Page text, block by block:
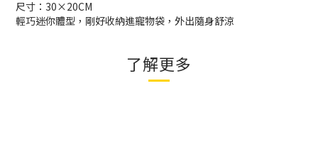
尺寸：30×20CM
輕巧迷你體型，剛好收納進寵物袋，外出隨身舒涼
了解更多